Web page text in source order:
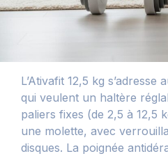
L’Ativafit 12,5 kg
qui veulent un haltère
paliers fixes (de 2,5 à 12,5
une molette, avec
disques. La poignée